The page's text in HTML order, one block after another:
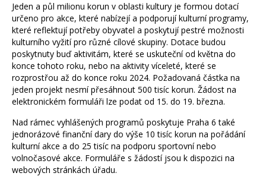
Jeden a půl milionu korun v oblasti kultury je formou dotací
určeno pro akce, které nabízejí a podporují kulturní programy,
které reflektují potřeby obyvatel a poskytují pestré možnosti
kulturního vyžití pro různé cílové skupiny. Dotace budou
poskytnuty buď aktivitám, které se uskuteční od května do
konce tohoto roku, nebo na aktivity víceleté, které se
rozprostřou až do konce roku 2024. Požadovaná částka na
jeden projekt nesmí přesáhnout 500 tisíc korun. Žádost na
elektronickém formuláři lze podat od 15. do 19. března.
Nad rámec vyhlášených programů poskytuje Praha 6 také
jednorázové finanční dary do výše 10 tisíc korun na pořádání
kulturní akce a do 25 tisíc na podporu sportovní nebo
volnočasové akce. Formuláře s žádostí jsou k dispozici na
webových stránkách úřadu.